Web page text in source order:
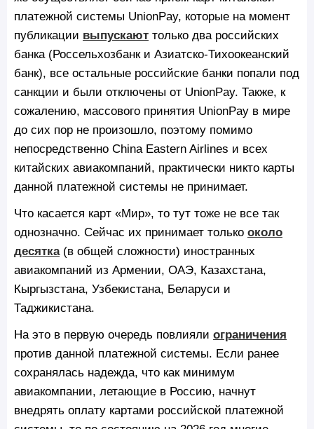
платежной системы UnionPay, которые на момент
публикации выпускают только два российских
банка (Россельхозбанк и Азиатско-Тихоокеанский
банк), все остальные российские банки попали под
санкции и были отключены от UnionPay. Также, к
сожалению, массового принятия UnionPay в мире
до сих пор не произошло, поэтому помимо
непосредственно China Eastern Airlines и всех
китайских авиакомпаний, практически никто карты
данной платежной системы не принимает.
Что касается карт «Мир», то тут тоже не все так
однозначно. Сейчас их принимает только около
десятка(в общей сложности) иностранных
авиакомпаний из Армении, ОАЭ, Казахстана,
Кыргызстана, Узбекистана, Беларуси и
Таджикистана.
На это в первую очередь повлияли ограничения
против данной платежной системы. Если ранее
сохранялась надежда, что как минимум
авиакомпании, летающие в Россию, начнут
внедрять оплату картами российской платежной